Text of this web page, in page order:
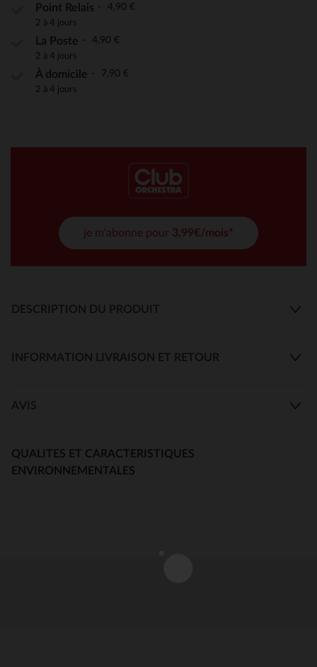
Point Relais 4,90 €
2 à 4 jours
La Poste 4,90 €
2 à 4 jours
À domicile 7,90 €
2 à 4 jours
je m'abonne pour 3,99€/mois*
DESCRIPTION DU PRODUIT
INFORMATION LIVRAISON ET RETOUR
AVIS
QUALITES ET CARACTERISTIQUES
ENVIRONNEMENTALES